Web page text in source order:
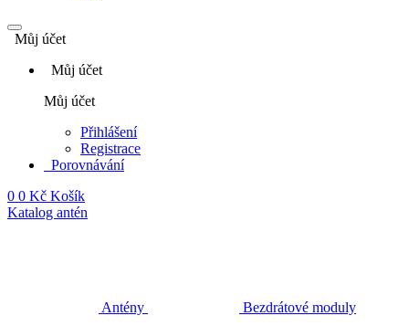
Můj účet
Můj účet
Můj účet
Přihlášení
Registrace
Porovnávání
0 0 Kč Košík
Katalog antén
Antény Bezdrátové moduly